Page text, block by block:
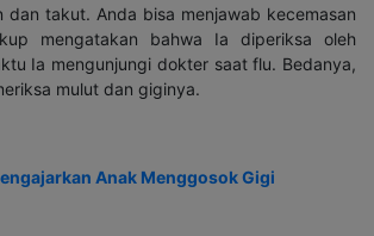
dan takut. Anda bisa menjawab kecemasan
mengatakan bahwa Ia diperiksa oleh
Ia mengunjungi dokter saat flu. Bedanya,
mulut dan giginya.
Anak Menggosok Gigi